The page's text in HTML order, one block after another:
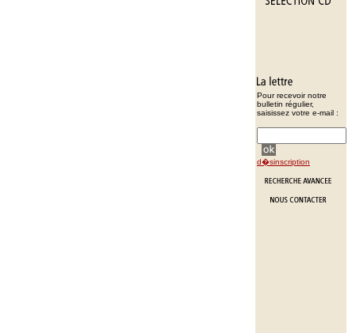
Pour recevoir notre
bulletin régulier,
saisissez votre e-mail :
d�sinscription